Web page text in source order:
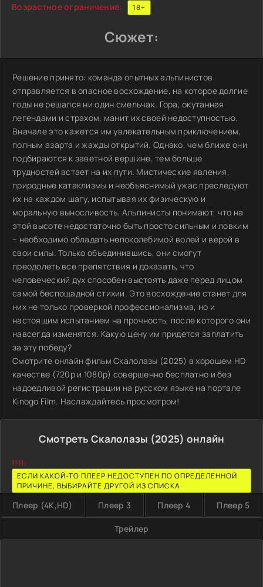
Возрастное ограничение: 18+
Сюжет:
Решение принято: команда опытных альпинистов
отправляется в опасное восхождение, на которое долгие
годы не решался ни один смельчак. Гора, окутанная
легендами и страхом, манит их своей недоступностью.
Вначале это кажется им увлекательным приключением,
полным азарта и жажды открытий. Однако, чем ближе они
подбираются к заветной вершине, тем больше
трудностей встает на их пути. Мистические явления,
природные катаклизмы и необъяснимый ужас преследуют
их на каждом шагу, испытывая их физическую и
моральную выносливость. Альпинисты понимают, что на
этой высоте недостаточно быть просто сильным и ловким
– необходимо обладать непоколебимой волей и верой в
свои силы. Только объединившись, они смогут
преодолеть все препятствия и доказать, что
человеческий дух способен выстоять даже перед лицом
самой беспощадной стихии. Это восхождение станет для
них не только проверкой профессионализма, но и
настоящим испытанием на прочность, после которого они
навсегда изменятся. Какую цену им придется заплатить
за эту победу?
Смотрите онлайн фильм Скалолазы (2025) в хорошем HD
качестве (720p и 1080p) совершенно бесплатно и без
надоедливой регистрации на русском языке на портале
Kinogo Film. Наслаждайтесь просмотром!
Смотреть Скалолазы (2025) онлайн
!!!!:
ЕСЛИ КАКОЙ-ТО ПЛЕЕР НЕДОСТУПЕН ПО ОПРЕДЕЛЕННОЙ
ПРИЧИНЕ, ВЫБИРАЙТЕ ДРУГОЙ ИЗ СПИСКА
Плеер (4K,HD) Плеер 3 Плеер 4 Плеер 5
Трейлер